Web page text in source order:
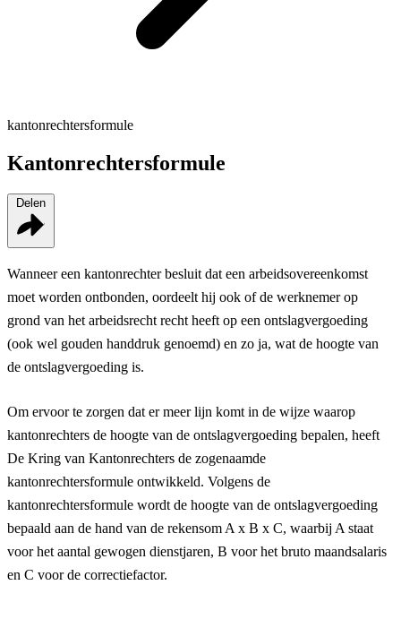
kantonrechtersformule
Kantonrechtersformule
Wanneer een kantonrechter besluit dat een arbeidsovereenkomst
moet worden ontbonden, oordeelt hij ook of de werknemer op
grond van het arbeidsrecht recht heeft op een ontslagvergoeding
(ook wel gouden handdruk genoemd) en zo ja, wat de hoogte van
de ontslagvergoeding is.
Om ervoor te zorgen dat er meer lijn komt in de wijze waarop
kantonrechters de hoogte van de ontslagvergoeding bepalen, heeft
De Kring van Kantonrechters de zogenaamde
kantonrechtersformule ontwikkeld. Volgens de
kantonrechtersformule wordt de hoogte van de ontslagvergoeding
bepaald aan de hand van de rekensom A x B x C, waarbij A staat
voor het aantal gewogen dienstjaren, B voor het bruto maandsalaris
en C voor de correctiefactor.